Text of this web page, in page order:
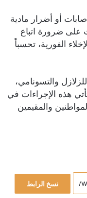
أو أضرار مادية
على ضرورة اتباع
الفورية، تحسباً
والتسونامي،
هذه الإجراءات في
والمقيمين
نسخ الرابط